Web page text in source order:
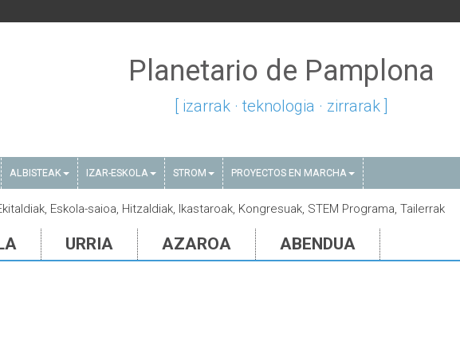
Planetario de Pamplona
[ izarrak · teknologia · zirrarak ]
ALBISTEAK IZAR-ESKOLA STROM PROYECTOS EN MARCHA
Eskola-saioa, Hitzaldiak, Ikastaroak, Kongresuak, STEM Programa, Tailerrak
URRIA AZAROA ABENDUA